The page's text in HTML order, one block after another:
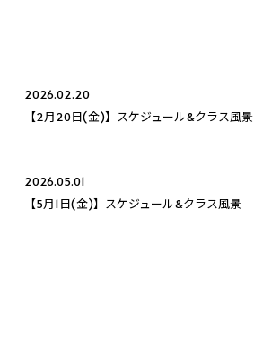
2026.02.20
【2月20日(金)】スケジュール&クラス風景
2026.05.01
【5月1日(金)】スケジュール&クラス風景